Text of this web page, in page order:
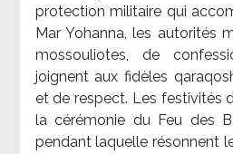
protection militaire qui
Mar Yohanna, les autorités
mossouliotes, de
joignent aux fidèles
et de respect. Les festivités
la cérémonie du Feu des
pendant laquelle résonnent